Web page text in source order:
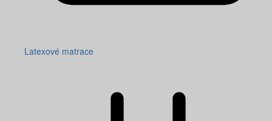
Latexové matrace